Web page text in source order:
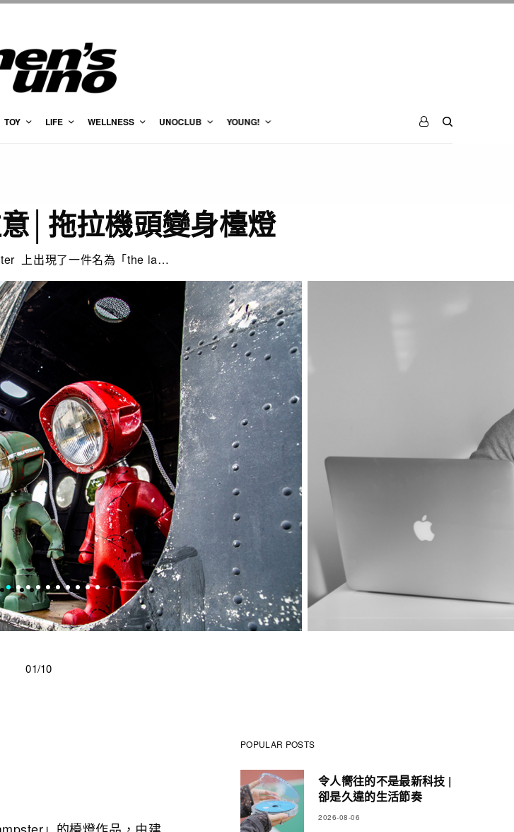
TOY LIFE WELLNESS UNOCLUB YOUNG!
│拖拉機頭變身檯燈
上出現了一件名為「the la…
01/10
POPULAR POSTS
令人嚮往的不是最新科技 |
卻是久違的生活節奏
2026-08-06